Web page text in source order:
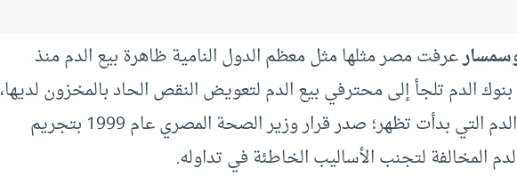
عرفت مصر مثلها مثل معظم الدول النامية ظاهرة بيع الدم منذ
الدم تلجأ إلى محترفي بيع الدم لتعويض النقص الحاد بالمخزون لديها،
ونتيجة لمخاطر الاتجار في الدم التي بدأت تظهر؛ صدر قرار وزير الصحة المصري عام ‏1999‏ بتجريم
المخالفة لتجنب الأساليب الخاطئة في تداوله.